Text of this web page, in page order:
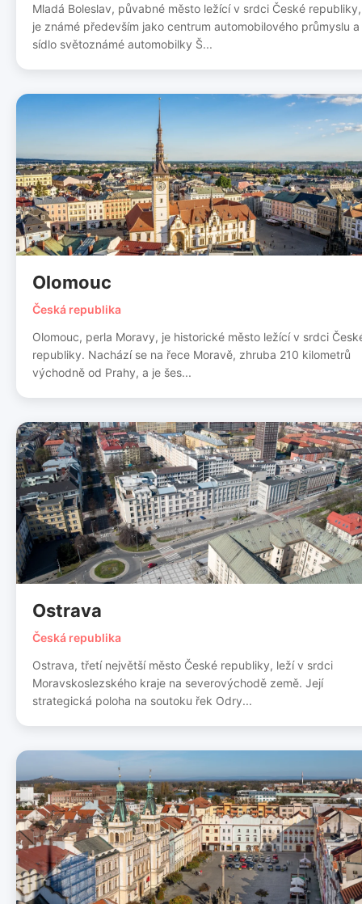
Mladá Boleslav, půvabné město ležící v srdci České republiky,
je známé především jako centrum automobilového průmyslu a
sídlo světoznámé automobilky Š...
Olomouc
Česká republika
Olomouc, perla Moravy, je historické město ležící v srdci
republiky. Nachází se na řece Moravě, zhruba 210 kilometrů
východně od Prahy, a je šes...
Ostrava
Česká republika
Ostrava, třetí největší město České republiky, leží v srdci
Moravskoslezského kraje na severovýchodě země. Její
strategická poloha na soutoku řek Odry...